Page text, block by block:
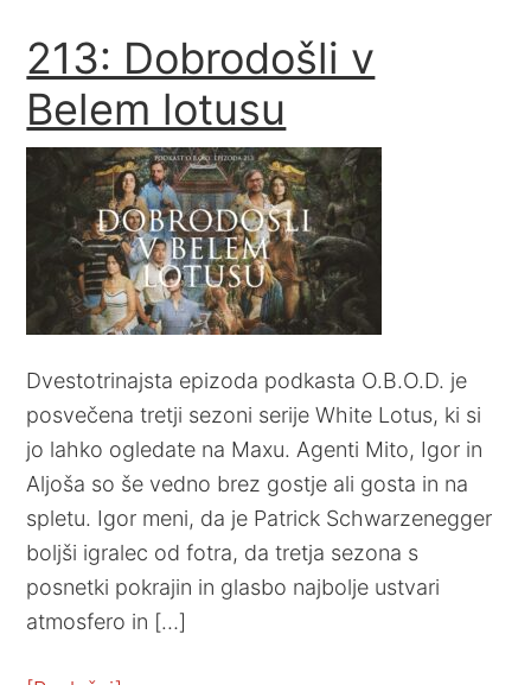
213: Dobrodošli v
Belem lotusu
Dvestotrinajsta epizoda podkasta O.B.O.D. je
posvečena tretji sezoni serije White Lotus, ki si
jo lahko ogledate na Maxu. Agenti Mito, Igor in
Aljoša so še vedno brez gostje ali gosta in na
spletu. Igor meni, da je Patrick Schwarzenegger
boljši igralec od fotra, da tretja sezona s
posnetki pokrajin in glasbo najbolje ustvari
atmosfero in […]